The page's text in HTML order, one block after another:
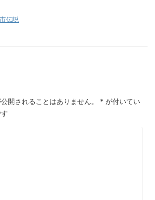
伝説
開されることはありません。 * が付いてい